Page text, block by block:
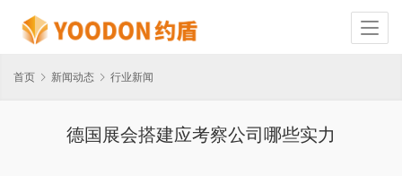
首页 新闻动态 行业新闻
德国展会搭建应考察公司哪些实力